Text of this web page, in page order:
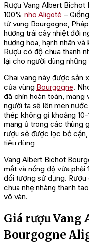
Rượu Vang Albert
100% nho Aligoté –
từ vùng Bourgogne,
hương trái cây nhiệt đới
hương hoa, hạnh nhân
Rượu có độ chua thanh
lại cho người dùng
Chai vang này được sản
của vùng Bourgogne.
đã chín hoàn toàn,
người ta sẽ lên men
thép không gỉ khoảng
mang ủ trong các thùng
rượu sẽ được lọc bỏ
tiêu dùng.
Vang Albert Bichot
mắt và nồng độ vừa phải
đối tượng sử dụng.
chua nhẹ nhàng thanh
vô vàn.
Giá rượu Vang
Bourgogne